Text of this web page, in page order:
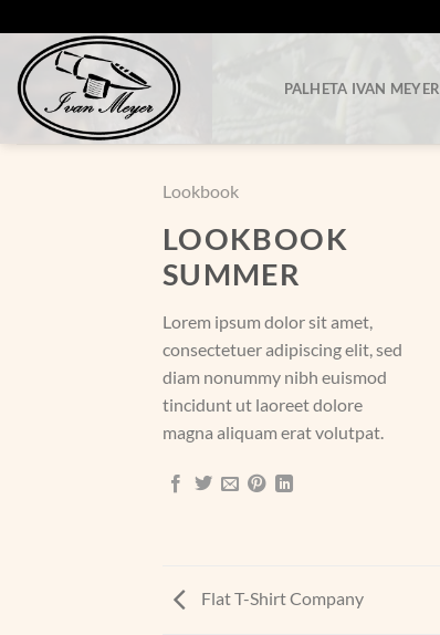
to
content
PALHETA IVAN MEYER
Lookbook
LOOKBOOK
SUMMER
Lorem ipsum dolor sit amet,
consectetuer adipiscing elit, sed
diam nonummy nibh euismod
tincidunt ut laoreet dolore
magna aliquam erat volutpat.
Flat T-Shirt Company